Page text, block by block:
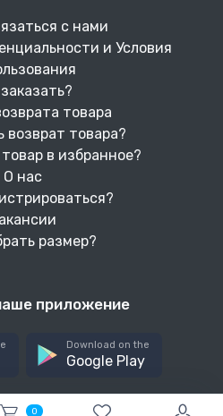
0
с нами
и Условия
товара
возврат товара?
в избранное?
О нас
размер?
приложение
Download on the
Google Play